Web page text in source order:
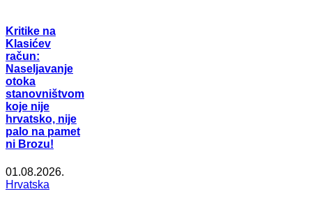
Kritike na
Klasićev
račun:
Naseljavanje
otoka
stanovništvom
koje nije
hrvatsko, nije
palo na pamet
ni Brozu!
01.08.2026.
Hrvatska